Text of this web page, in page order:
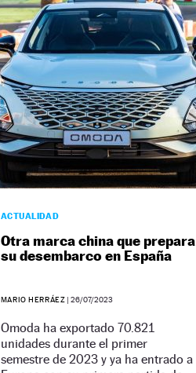
ACTUALIDAD
Otra marca china que prepara
su desembarco en España
MARIO HERRÁEZ |26/07/2023
Omoda ha exportado 70.821
unidades durante el primer
semestre de 2023 y ya ha entrado a